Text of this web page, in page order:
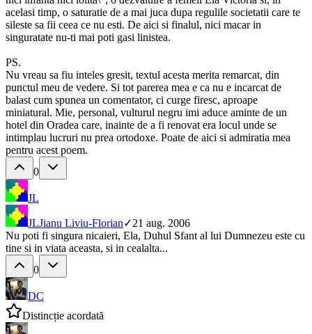
acelasi timp, o saturatie de a mai juca dupa regulile societatii care te
sileste sa fii ceea ce nu esti. De aici si finalul, nici macar in
singuratate nu-ti mai poti gasi linistea.
PS.
Nu vreau sa fiu inteles gresit, textul acesta merita remarcat, din
punctul meu de vedere. Si tot parerea mea e ca nu e incarcat de
balast cum spunea un comentator, ci curge firesc, aproape
miniatural. Mie, personal, vulturul negru imi aduce aminte de un
hotel din Oradea care, inainte de a fi renovat era locul unde se
intimplau lucruri nu prea ortodoxe. Poate de aici si admiratia mea
pentru acest poem.
0
JL
JLJianu Liviu-Florian✓21 aug. 2006
Nu poti fi singura nicaieri, Ela, Duhul Sfant al lui Dumnezeu este cu
tine si in viata aceasta, si in cealalta...
0
DC
Distincție acordată